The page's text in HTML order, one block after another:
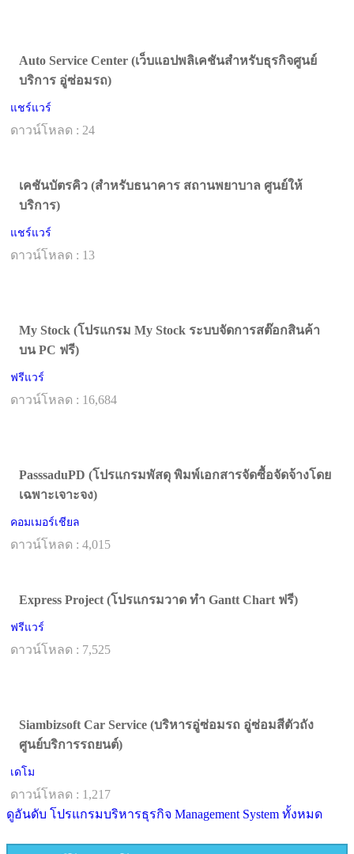
Auto Service Center (เว็บแอปพลิเคชันสำหรับธุรกิจศูนย์
บริการ อู่ซ่อมรถ)
แชร์แวร์
ดาวน์โหลด : 24
เคชันบัตรคิว (สำหรับธนาคาร สถานพยาบาล ศูนย์ให้
บริการ)
แชร์แวร์
ดาวน์โหลด : 13
My Stock (โปรแกรม My Stock ระบบจัดการสต๊อกสินค้า
บน PC ฟรี)
ฟรีแวร์
ดาวน์โหลด : 16,684
PasssaduPD (โปรแกรมพัสดุ พิมพ์เอกสารจัดซื้อจัดจ้างโดย
เฉพาะเจาะจง)
คอมเมอร์เชียล
ดาวน์โหลด : 4,015
Express Project (โปรแกรมวาด ทํา Gantt Chart ฟรี)
ฟรีแวร์
ดาวน์โหลด : 7,525
Siambizsoft Car Service (บริหารอู่ซ่อมรถ อู่ซ่อมสีตัวถัง
ศูนย์บริการรถยนต์)
เดโม
ดาวน์โหลด : 1,217
ดูอันดับ โปรแกรมบริหารธุรกิจ Management System ทั้งหมด